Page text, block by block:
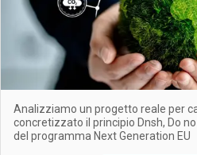
Analizziamo un progetto reale per
concretizzato il principio Dnsh, Do
del programma Next Generation EU